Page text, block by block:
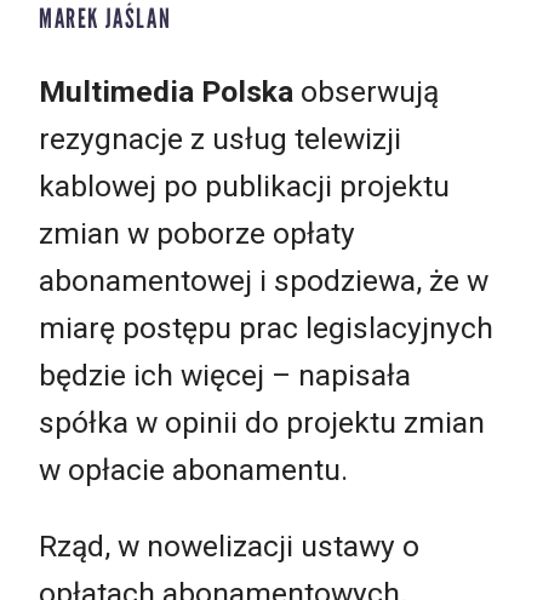
MAREK JAŚLAN
Multimedia Polska obserwują
rezygnacje z usług telewizji
kablowej po publikacji projektu
zmian w poborze opłaty
abonamentowej i spodziewa, że w
miarę postępu prac legislacyjnych
będzie ich więcej – napisała
spółka w opinii do projektu zmian
w opłacie abonamentu.
Rząd, w nowelizacji ustawy o